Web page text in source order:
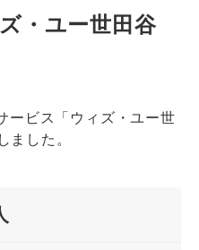
・ユー世田谷
ービス「ウィズ・ユー世
ました。